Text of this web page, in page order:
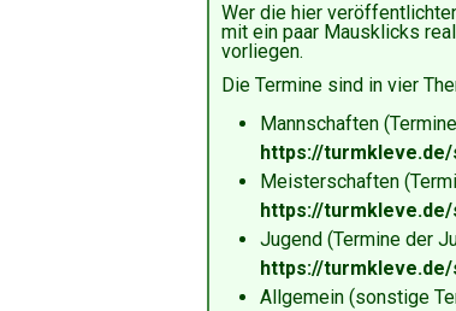
Wer die hier
mit ein paar Mausklicks
vorliegen.
Die Termine sind in vier
Mannschaften
https://
Meisterschaften
https://
Jugend (Termine der
https://
Allgemein (sonstige